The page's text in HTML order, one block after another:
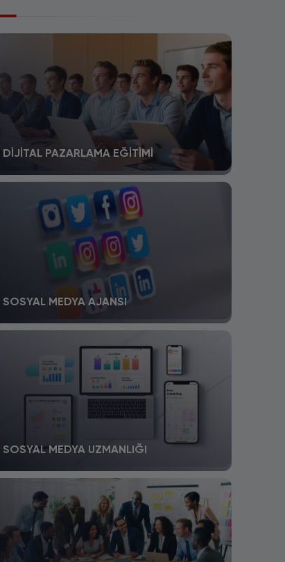
DIJITAL PAZARLAMA EĞITIMI
SOSYAL MEDYA AJANSI
SOSYAL MEDYA UZMANLIĞI